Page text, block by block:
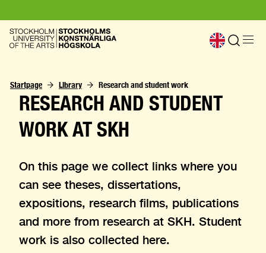
Startpage Library Research and student work
RESEARCH AND STUDENT
WORK AT SKH
On this page we collect links where you
can see theses, dissertations,
expositions, research films, publications
and more from research at SKH. Student
work is also collected here.